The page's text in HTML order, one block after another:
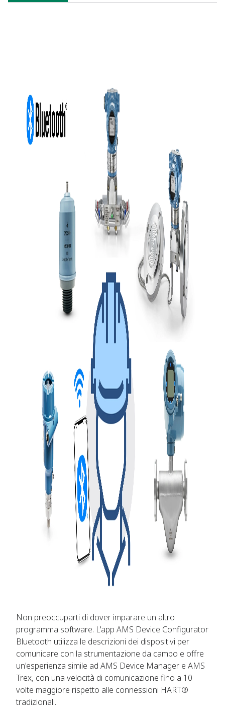
Non preoccuparti di dover imparare un altro
programma software. L'app AMS Device Configurator
Bluetooth utilizza le descrizioni dei dispositivi per
comunicare con la strumentazione da campo e offre
un'esperienza simile ad AMS Device Manager e AMS
Trex, con una velocità di comunicazione fino a 10
volte maggiore rispetto alle connessioni HART®
tradizionali.